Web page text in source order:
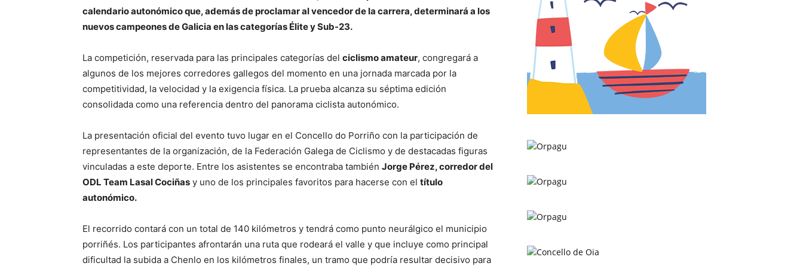
calendario autonómico que, además de proclamar al vencedor de la carrera, determinará a los
nuevos campeones de Galicia en las categorías Élite y Sub-23.
La competición, reservada para las principales categorías del ciclismo amateur, congregará a
algunos de los mejores corredores gallegos del momento en una jornada marcada por la
competitividad, la velocidad y la exigencia física. La prueba alcanza su séptima edición
consolidada como una referencia dentro del panorama ciclista autonómico.
La presentación oficial del evento tuvo lugar en el Concello do Porriño con la participación de
representantes de la organización, de la Federación Galega de Ciclismo y de destacadas figuras
vinculadas a este deporte. Entre los asistentes se encontraba también Jorge Pérez, corredor del
ODL Team Lasal Cociñas y uno de los principales favoritos para hacerse con el título
autonómico.
El recorrido contará con un total de 140 kilómetros y tendrá como punto neurálgico el municipio
porriñés. Los participantes afrontarán una ruta que rodeará el valle y que incluye como principal
dificultad la subida a Chenlo en los kilómetros finales, un tramo que podría resultar decisivo para